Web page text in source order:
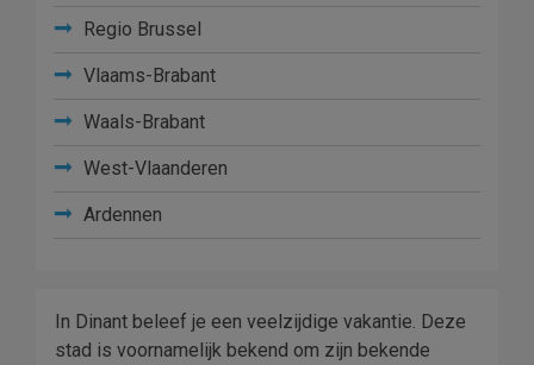
Regio Brussel
Vlaams-Brabant
Waals-Brabant
West-Vlaanderen
Ardennen
In Dinant beleef je een veelzijdige vakantie. Deze
stad is voornamelijk bekend om zijn bekende